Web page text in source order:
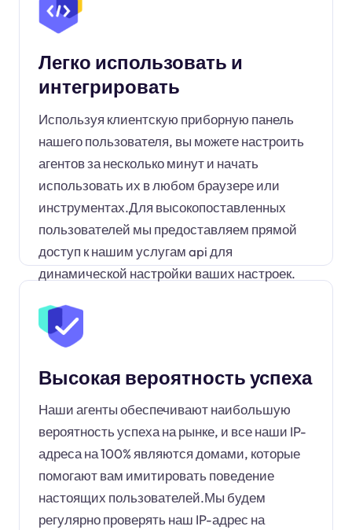
Легко использовать и
интегрировать
Используя клиентскую приборную панель
нашего пользователя, вы можете настроить
агентов за несколько минут и начать
использовать их в любом браузере или
инструментах.Для высокопоставленных
пользователей мы предоставляем прямой
доступ к нашим услугам api для
динамической настройки ваших настроек.
Высокая вероятность успеха
Наши агенты обеспечивают наибольшую
вероятность успеха на рынке, и все наши IP-
адреса на 100% являются домами, которые
помогают вам имитировать поведение
настоящих пользователей.Мы будем
регулярно проверять наш IP-адрес на